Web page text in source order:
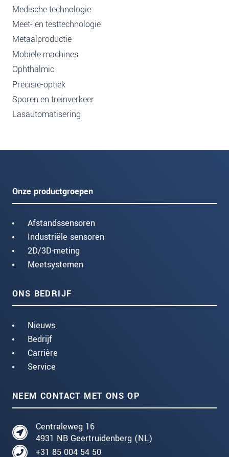
Medische technologie
Meet- en testtechnologie
Metaalproductie
Mobiele machines
Ophthalmic
Precisie-optiek
Sporen en treinverkeer
Lasautomatisering
Onze productgroepen
Afstandssensoren
Industriële sensoren
2D/3D-meting
Meetsystemen
ONS BEDRIJF
Nieuws
Bedrijf
Carrière
Service
NEEM CONTACT MET ONS OP
Centraleweg 16
4931 NB Geertruidenberg (NL)
+31 85 004 54 50